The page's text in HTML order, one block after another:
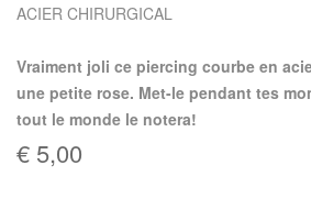
ACIER CHIRURGICAL
Vraiment joli ce piercing courbe en
une petite rose. Met-le pendant tes
tout le monde le notera!
€ 5,00